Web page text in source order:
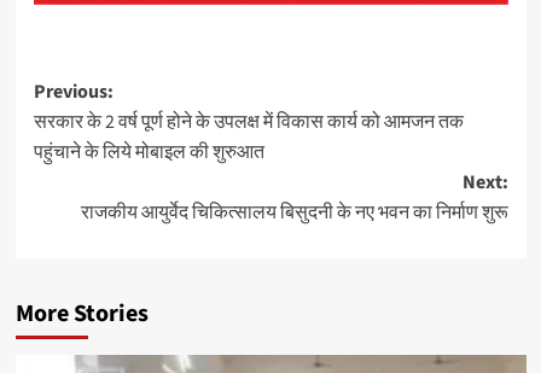
Previous:
सरकार के 2 वर्ष पूर्ण होने के उपलक्ष में विकास कार्य को आमजन तक
पहुंचाने के लिये मोबाइल की शुरुआत
Next:
राजकीय आयुर्वेद चिकित्सालय बिसुदनी के नए भवन का निर्माण शुरू
More Stories